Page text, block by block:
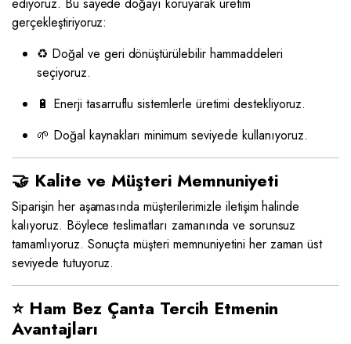
gerçekleştiriyoruz:
♻️ Doğal ve geri dönüştürülebilir hammaddeleri
seçiyoruz.
🔋 Enerji tasarruflu sistemlerle üretimi destekliyoruz.
🌱 Doğal kaynakları minimum seviyede kullanıyoruz.
🤝 Kalite ve Müşteri Memnuniyeti
Siparişin her aşamasında müşterilerimizle iletişim halinde
kalıyoruz. Böylece teslimatları zamanında ve sorunsuz
tamamlıyoruz. Sonuçta müşteri memnuniyetini her zaman üst
seviyede tutuyoruz.
⭐ Ham Bez Çanta Tercih Etmenin
Avantajları